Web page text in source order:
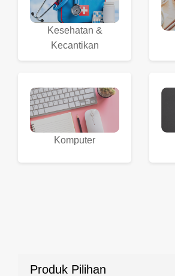
Kesehatan &
Kecantikan
Komputer
Produk Pilihan